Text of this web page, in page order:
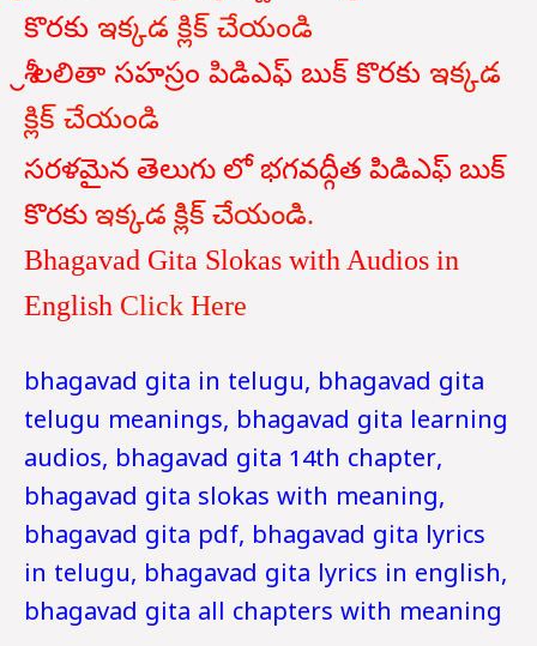
కొరకు ఇక్కడ క్లిక్ చేయండి
శ్రీ లలితా సహస్రం పిడిఎఫ్ బుక్ కొరకు ఇక్కడ
క్లిక్ చేయండి
సరళమైన తెలుగు లో భగవద్గీత పిడిఎఫ్ బుక్
కొరకు ఇక్కడ క్లిక్ చేయండి.
Bhagavad Gita Slokas with Audios in
English Click Here
bhagavad gita in telugu, bhagavad gita
telugu meanings, bhagavad gita learning
audios, bhagavad gita 14th chapter,
bhagavad gita slokas with meaning,
bhagavad gita pdf, bhagavad gita lyrics
in telugu, bhagavad gita lyrics in english,
bhagavad gita all chapters with meaning